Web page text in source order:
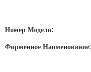
Номер Модели:
Фирменное Наименование: